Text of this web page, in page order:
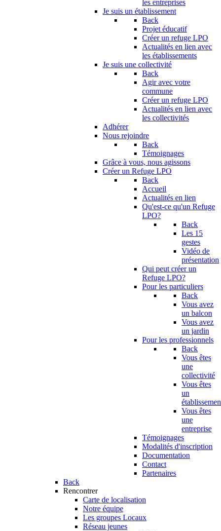
les entreprises
Je suis un établissement
Back
Projet éducatif
Créer un refuge LPO
Actualités en lien avec
les établissements
Je suis une collectivité
Back
Agir avec votre
commune
Créer un refuge LPO
Actualités en lien avec
les collectivités
Adhérer
Nous rejoindre
Back
Témoignages
Grâce à vous, nous agissons
Créer un Refuge LPO
Back
Accueil
Actualités en lien
Qu'est-ce qu'un Refuge
LPO?
Back
Les 15
gestes
Vidéo de
présentation
Qui peut créer un
Refuge LPO?
Pour les particuliers
Back
Vous avez
un balcon
Vous avez
un jardin
Pour les professionnels
Back
Vous êtes
une
collectivité
Vous êtes
un
Vous êtes
une
entreprise
Témoignages
Modalités d'inscription
Documentation
Contact
Partenaires
Back
Rencontrer
Carte de localisation
Notre équipe
Les groupes Locaux
Réseau jeunes